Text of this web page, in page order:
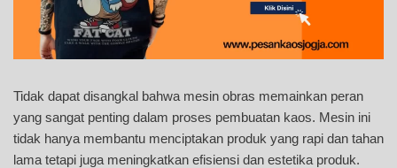
Tidak dapat disangkal bahwa mesin obras memainkan peran
yang sangat penting dalam proses pembuatan kaos. Mesin ini
tidak hanya membantu menciptakan produk yang rapi dan tahan
lama tetapi juga meningkatkan efisiensi dan estetika produk.